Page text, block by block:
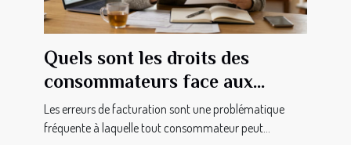
Quels sont les droits des
consommateurs face aux
erreurs de facturation ?
Les erreurs de facturation sont une problématique
fréquente à laquelle tout consommateur peut...